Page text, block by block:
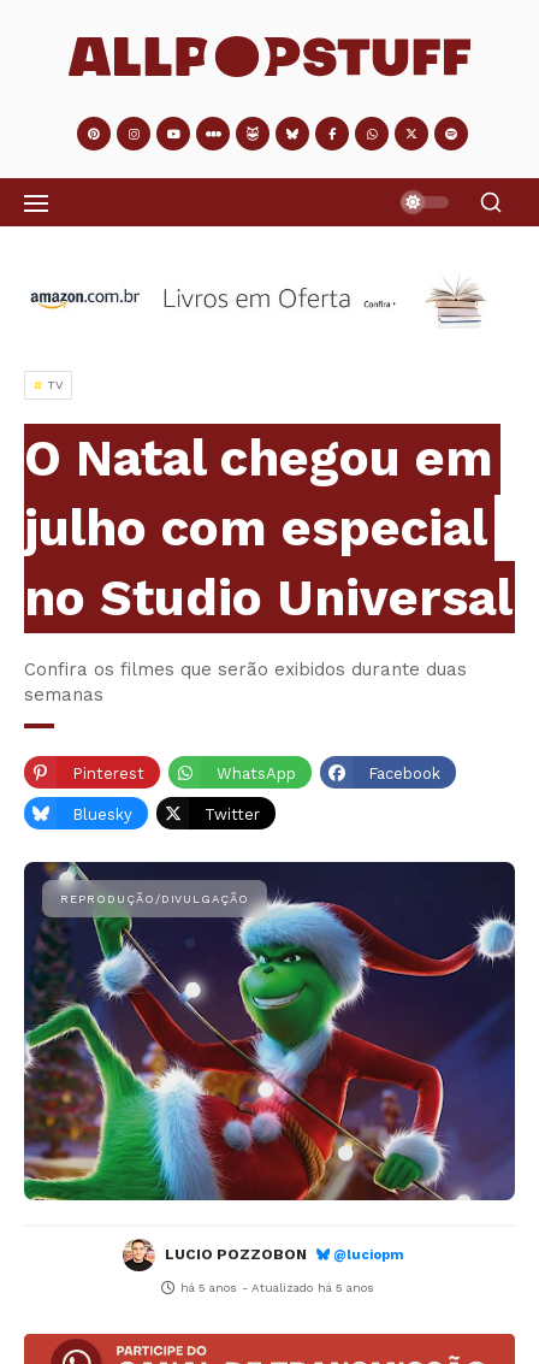
TV
O Natal chegou em
julho com especial
no Studio Universal
Confira os filmes que serão exibidos durante duas
semanas
Pinterest WhatsApp Facebook
Bluesky Twitter
LUCIO POZZOBON @luciopm
há 5 anos - Atualizado há 5 anos